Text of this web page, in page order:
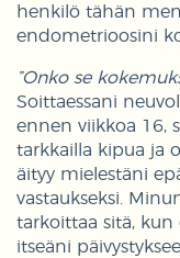
henkilö tähän
endometrioosini
”Onko se
Soittaessani
ennen viikkoa 16,
tarkkailla kipua ja
äityy mielestäni
vastaukseksi.
tarkoittaa sitä, kun
itseäni